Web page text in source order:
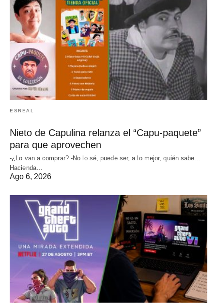
ESREAL
Nieto de Capulina relanza el “Capu-paquete”
para que aprovechen
-¿Lo van a comprar? -No lo sé, puede ser, a lo mejor, quién sabe...
Hacienda…
Ago 6, 2026